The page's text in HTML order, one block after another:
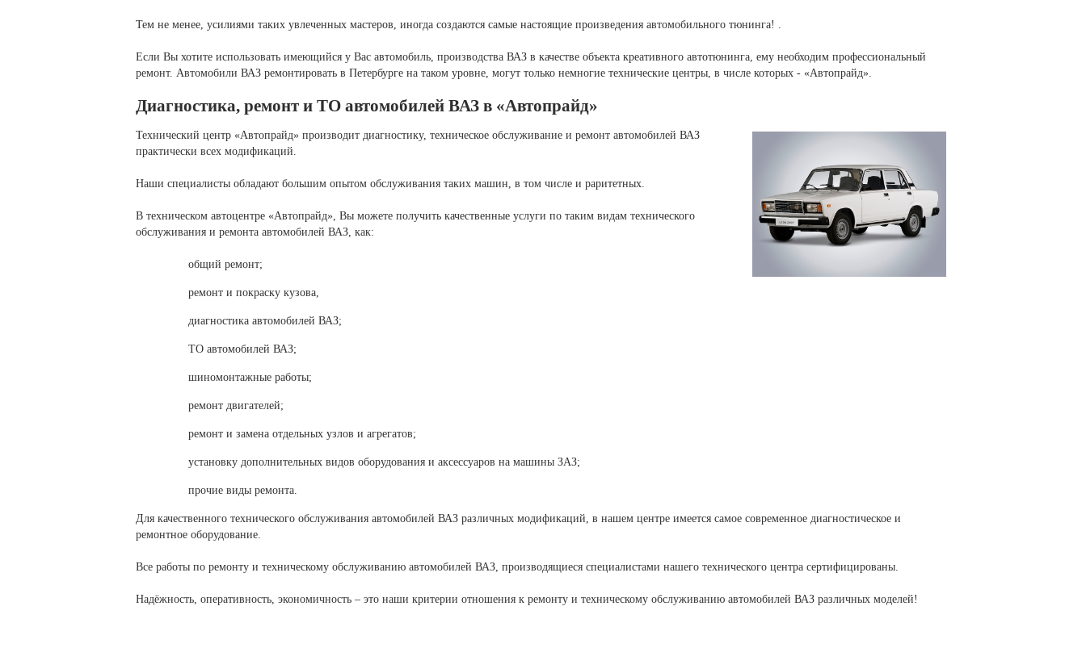
Тем не менее, усилиями таких увлеченных мастеров, иногда создаются самые настоящие произведения автомобильного тюнинга! .
Если Вы хотите использовать имеющийся у Вас автомобиль, производства ВАЗ в качестве объекта креативного автотюнинга, ему необходим профессиональный
ремонт. Автомобили ВАЗ ремонтировать в Петербурге на таком уровне, могут только немногие технические центры, в числе которых - «Автопрайд».
Диагностика, ремонт и ТО автомобилей ВАЗ в «Автопрайд»
Технический центр «Автопрайд» производит диагностику, техническое обслуживание и ремонт автомобилей ВАЗ
практически всех модификаций.
Наши специалисты обладают большим опытом обслуживания таких машин, в том числе и раритетных.
В техническом автоцентре «Автопрайд», Вы можете получить качественные услуги по таким видам технического
обслуживания и ремонта автомобилей ВАЗ, как:
общий ремонт;
ремонт и покраску кузова,
диагностика автомобилей ВАЗ;
ТО автомобилей ВАЗ;
шиномонтажные работы;
ремонт двигателей;
ремонт и замена отдельных узлов и агрегатов;
установку дополнительных видов оборудования и аксессуаров на машины ЗАЗ;
прочие виды ремонта.
Для качественного технического обслуживания автомобилей ВАЗ различных модификаций, в нашем центре имеется самое современное диагностическое и
ремонтное оборудование.
Все работы по ремонту и техническому обслуживанию автомобилей ВАЗ, производящиеся специалистами нашего технического центра сертифицированы.
Надёжность, оперативность, экономичность – это наши критерии отношения к ремонту и техническому обслуживанию автомобилей ВАЗ различных моделей!